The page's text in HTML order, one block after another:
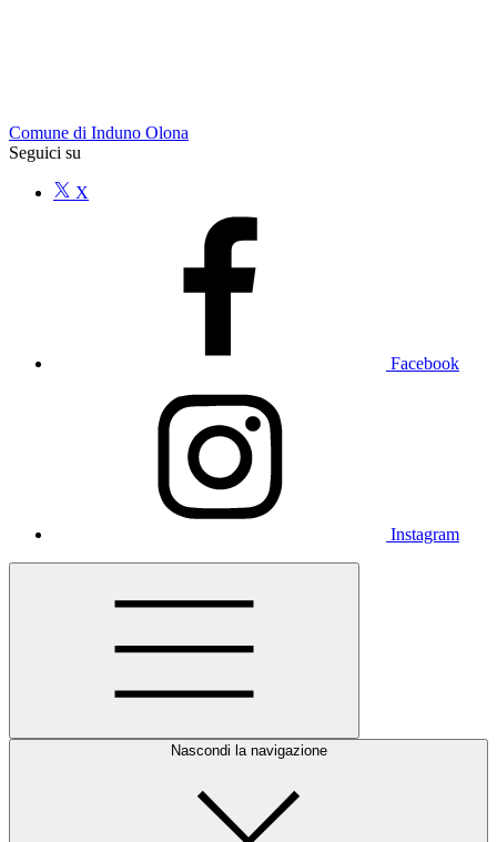
Comune di Induno Olona
Seguici su
X
Facebook
Instagram
Nascondi la navigazione